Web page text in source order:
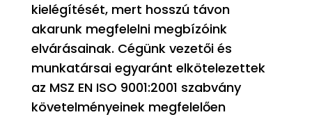
kielégítését, mert hosszú távon
akarunk megfelelni megbízóink
elvárásainak. Cégünk vezetői és
munkatársai egyaránt elkötelezettek
az MSZ EN ISO 9001:2001 szabvány
követelményeinek megfelelően